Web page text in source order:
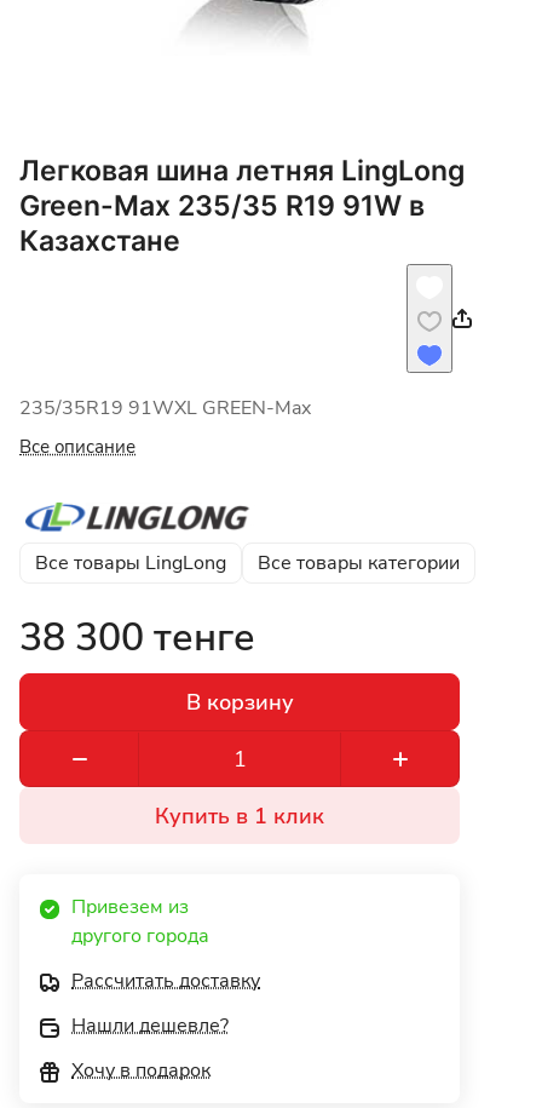
Легковая шина летняя LingLong
Green-Max 235/35 R19 91W в
Казахстане
235/35R19 91WXL GREEN-Max
Все описание
Все товары LingLong Все товары категории
38 300 тенге
В корзину
Купить в 1 клик
Привезем из
другого города
Рассчитать доставку
Нашли дешевле?
Хочу в подарок